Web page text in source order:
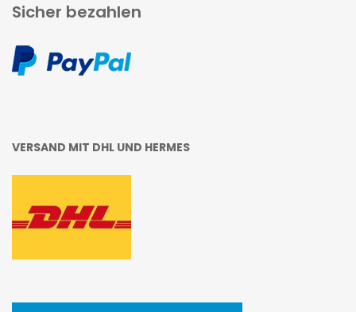
Sicher bezahlen
VERSAND MIT DHL UND HERMES